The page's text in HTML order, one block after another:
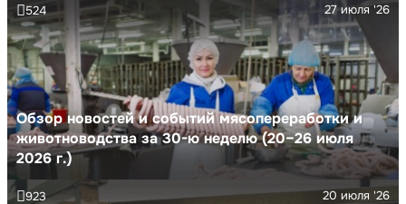
Обзор новостей и событий мясопереработки и
животноводства за 30-ю неделю (20–26 июля
2026 г.)
27 июля '26
524
20 июля '26
923